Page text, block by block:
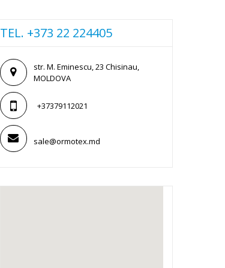
TEL. +373 22 224405
str. M. Eminescu, 23 Chisinau,
MOLDOVA
+37379112021
sale@ormotex.md